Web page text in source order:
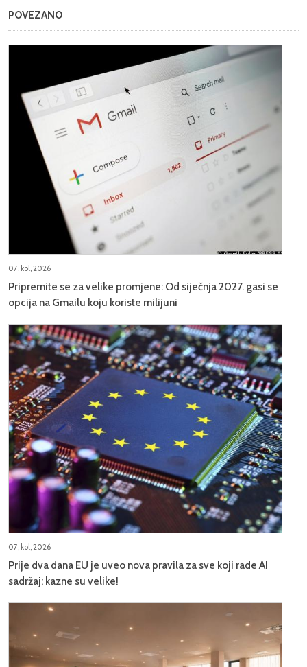
POVEZANO
07, kol, 2026
Pripremite se za velike promjene: Od siječnja 2027. gasi se
opcija na Gmailu koju koriste milijuni
07, kol, 2026
Prije dva dana EU je uveo nova pravila za sve koji rade AI
sadržaj: kazne su velike!